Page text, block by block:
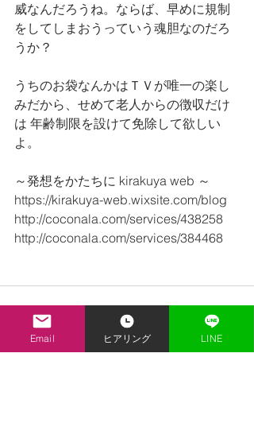
威なんだろうね。ならば、早めに規制
をしてしまおうっていう魂胆なのだろ
うか？
うちのお袋なんかはＴＶが唯一の楽し
みだから、せめて老人からの徴収だけ
は 年齢制限を設けて免除して欲しい
よ。
～発想をかたちに kirakuya web ～
https://kirakuya-web.wixsite.com/blog
http://coconala.com/services/438258
http://coconala.com/services/384468
Email ヒアリング LINE